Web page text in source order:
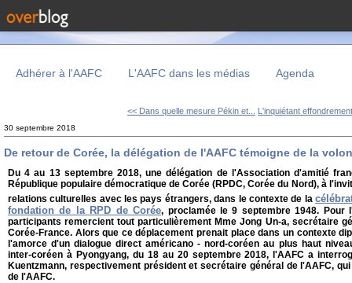
Adhérer à l'AAFC L'AAFC dans les médias Agenda
<< Dans quelle mesure Pékin et... L'inquiétant
30 septembre 2018
De retour de Corée, la délégation de l'AAFC témoigne de la
Du 4 au 13 septembre 2018, une délégation de l'Association d'amitié
République populaire démocratique de Corée (RPDC, Corée du Nord), à
relations culturelles avec les pays étrangers, dans le contexte de la
fondation de la RPD de Corée, proclamée le 9 septembre 1948. Pour
participants remercient tout particulièrement Mme Jong Un-a, secrétaire
Corée-France. Alors que ce déplacement prenait place dans un contexte
l'amorce d'un dialogue direct américano - nord-coréen au plus haut
inter-coréen à Pyongyang, du 18 au 20 septembre 2018, l'AAFC a
Kuentzmann, respectivement président et secrétaire général de l'AAFC,
de l'AAFC.